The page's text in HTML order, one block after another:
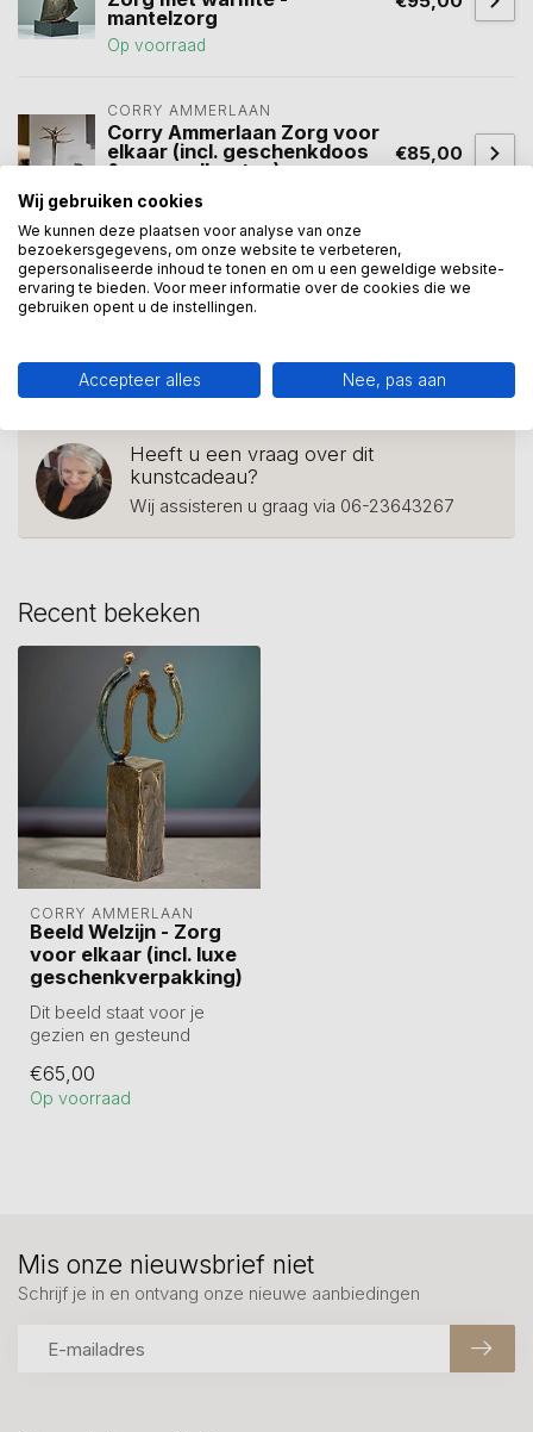
mantelzorg
Op voorraad
CORRY AMMERLAAN
Corry Ammerlaan Zorg voor
elkaar (incl. geschenkdoos
& verzendkosten)
Op voorraad
€85,00
elkaar (5) ouderen(1) verpleging (2) welzijn
zorg voor elkaar(7)
Heeft u een vraag over dit
kunstcadeau?
Wij assisteren u graag via 06-23643267
Recent bekeken
CORRY AMMERLAAN
Beeld Welzijn - Zorg
voor elkaar (incl. luxe
geschenkverpakking)
Dit beeld staat voor je
gezien en gesteund
met anderen zo...
€65,00
Op voorraad
Mis onze nieuwsbrief niet
Schrijf je in en ontvang onze nieuwe aanbiedingen
Wij gebruiken cookies
We kunnen deze plaatsen voor analyse van onze
bezoekersgegevens, om onze website te verbeteren,
gepersonaliseerde inhoud te tonen en om u een geweldige website-
ervaring te bieden. Voor meer informatie over de cookies die we
gebruiken opent u de instellingen.
Accepteer alles Nee, pas aan